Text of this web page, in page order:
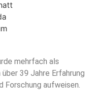
mehrfach als
39 Jahre Erfahrung
Forschung aufweisen.